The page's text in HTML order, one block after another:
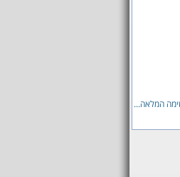
המלאה...